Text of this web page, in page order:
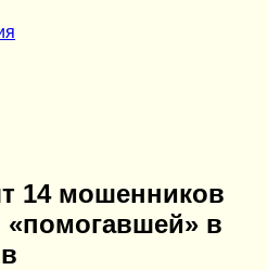
14 мошенников
«помогавшей» в